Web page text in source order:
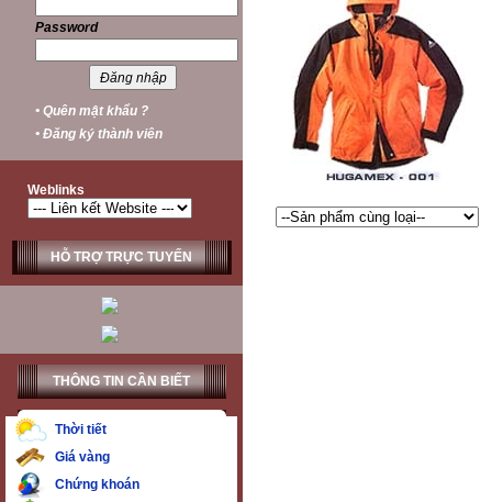
Password
• Quên mật khẩu ?
• Đăng ký thành viên
Weblinks
HỖ TRỢ TRỰC TUYẾN
THÔNG TIN CẦN BIẾT
Thời tiết
Giá vàng
Chứng khoán